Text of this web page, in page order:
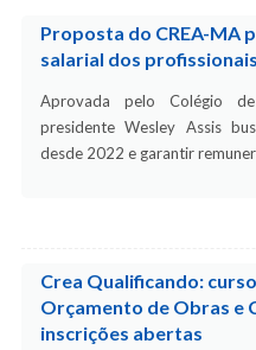
Proposta do CREA-MA
salarial dos
Aprovada pelo Colégio
presidente Wesley Assis
desde 2022 e garantir
Crea Qualificando:
Orçamento de Obras e
inscrições abertas